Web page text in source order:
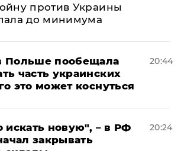
против Украины
до минимума
Польше пообещала
часть украинских
это может коснуться
20:44
искать новую", – в РФ
закрывать
20:24